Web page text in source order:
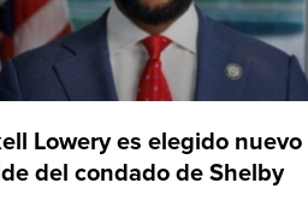
Lowery es elegido nuevo
del condado de Shelby